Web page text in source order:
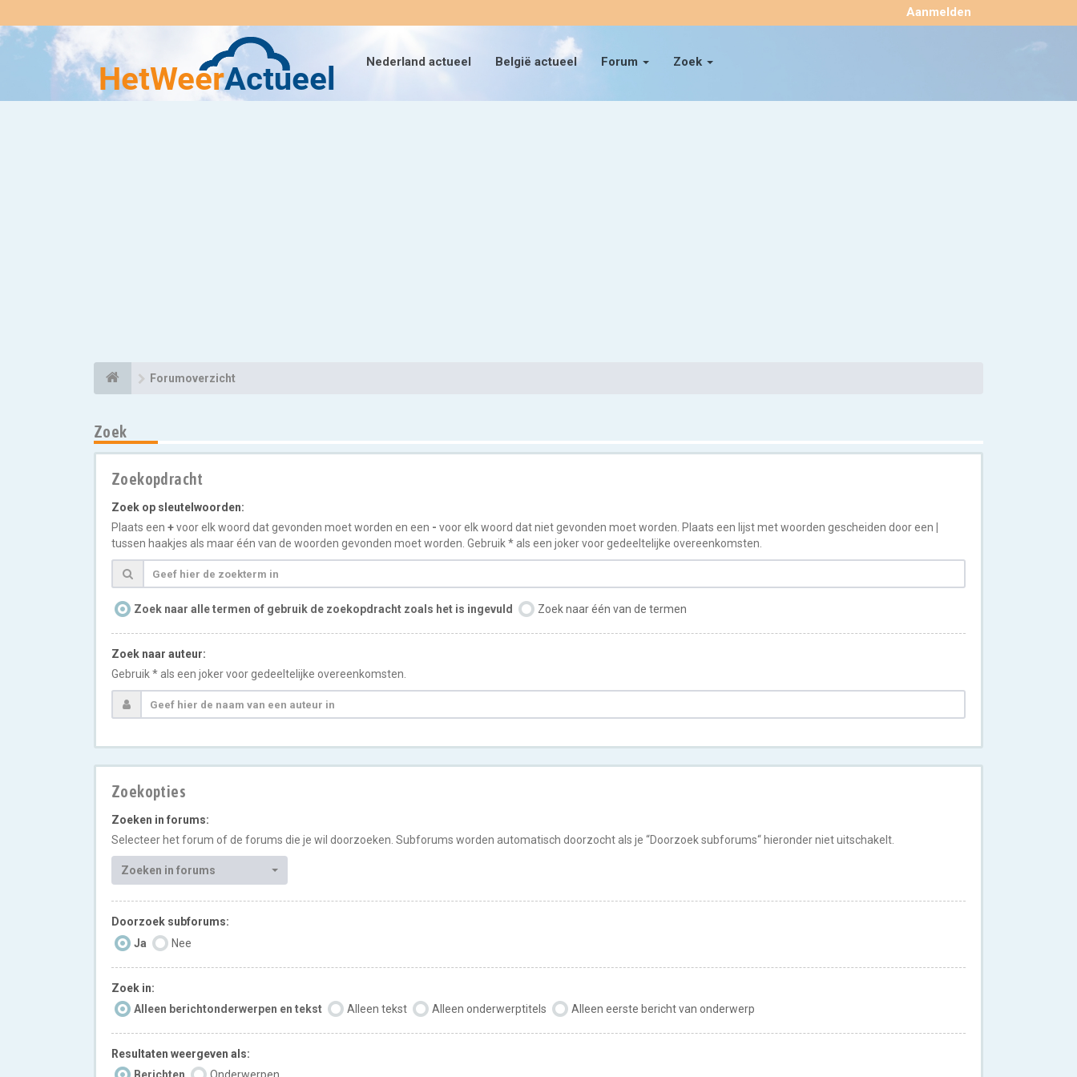
Nederland actueel België actueel Forum Zoek
Aanmelden ×
Forumoverzicht
Zoek
Zoekopdracht
Zoek op sleutelwoorden:
Plaats een +voor elk woord dat gevonden moet worden en een - voor elk woord dat niet gevonden moet worden. Plaats een lijst met woorden gescheiden door een
tussen haakjes als maar één van de woorden gevonden moet worden. Gebruik * als een joker voor gedeeltelijke overeenkomsten.
Zoek naar alle termen of gebruik de zoekopdracht zoals het is ingevuld Zoek naar één van de termen
Zoek naar auteur:
Gebruik * als een joker voor gedeeltelijke overeenkomsten.
Zoekopties
Zoeken in forums:
Selecteer het forum of de forums die je wil doorzoeken. Subforums worden automatisch doorzocht als je “Doorzoek subforums“ hieronder niet uitschakelt.
Zoeken in forums
Doorzoek subforums:
Ja
Nee
Zoek in:
Alleen berichtonderwerpen en tekst
Alleen tekst Alleen onderwerptitels Alleen eerste bericht van onderwerp
Resultaten weergeven als: